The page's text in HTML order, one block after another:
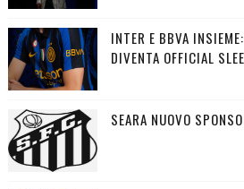
INTER E BBVA
DIVENTA OFFICIAL
SEARA NUOVO